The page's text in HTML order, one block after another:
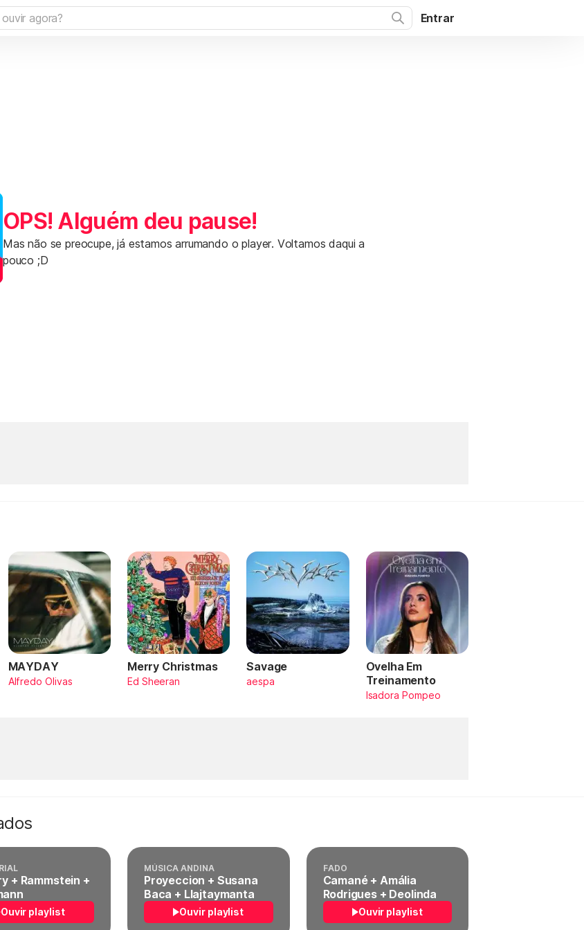
Entrar
OPS! Alguém deu pause!
Mas não se preocupe, já estamos arrumando o player. Voltamos daqui a
pouco ;D
MAYDAY
Alfredo Olivas
Merry Christmas
Ed Sheeran
Savage
aespa
Ovelha Em
Treinamento
Isadora Pompeo
+ Rammstein +
Ouvir playlist
MÚSICA ANDINA
Proyeccion + Susana
Baca + Llajtaymanta
Ouvir playlist
FADO
Camané + Amália
Rodrigues + Deolinda
Ouvir playlist